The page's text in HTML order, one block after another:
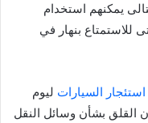
يمكنهم استخدام
للاستمتاع بنهار في
استئجار السيارات ليوم
القلق بشأن وسائل النقل